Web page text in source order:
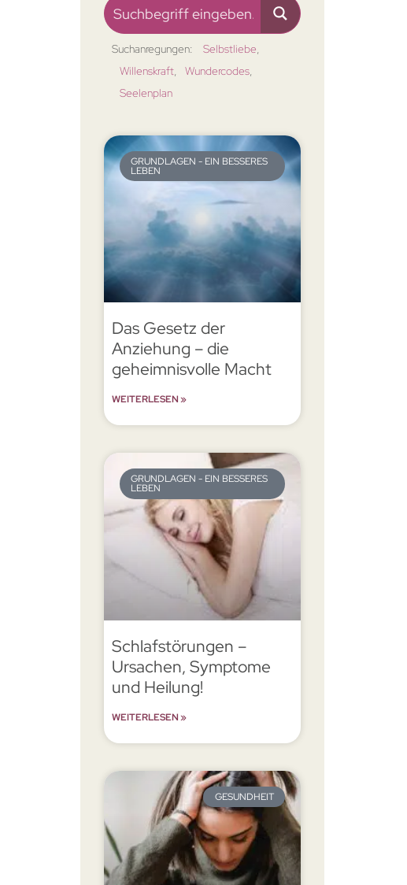
Suchanregungen:
Selbstliebe
Willenskraft
Wundercodes
Seelenplan
GRUNDLAGEN - EIN BESSERES
LEBEN
Das Gesetz der
Anziehung – die
geheimnisvolle Macht
WEITERLESEN »
GRUNDLAGEN - EIN BESSERES
LEBEN
Schlafstörungen –
Ursachen, Symptome
und Heilung!
WEITERLESEN »
GESUNDHEIT